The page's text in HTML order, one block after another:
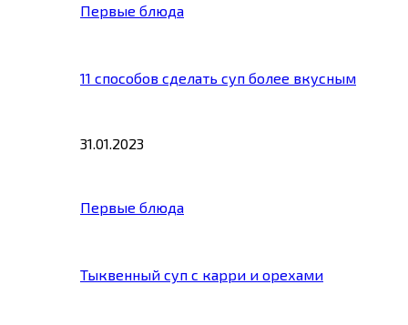
Первые блюда
11 способов сделать суп более вкусным
31.01.2023
Первые блюда
Тыквенный суп с карри и орехами